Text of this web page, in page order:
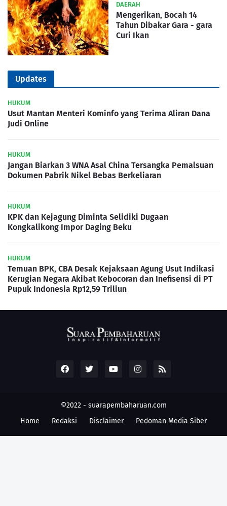
DAERAH
Mengerikan, Bocah 14
Tahun Dibakar Gara - gara
Curi Ikan
Updates
HUKUM
Usut Mantan Menteri Kominfo yang Terima Aliran Dana
Judi Online
HUKUM
Jangan Biarkan 3 WNA Asal China Tersangka Pemalsuan
Dokumen Pabrik Nikel Bebas Berkeliaran
HUKUM
KPK dan Kejagung Diminta Selidiki Dugaan
Kongkalikong Impor Daging Beku
HUKUM
Temuan BPK, CBA Desak Kejaksaan Agung Usut Indikasi
Kerugian Negara Akibat Kebocoran dan Inefisensi di PT
Pupuk Indonesia Rp12,59 Triliun
©2022 - suarapembaharuan.com
Home
Redaksi Disclaimer Pedoman Media Siber